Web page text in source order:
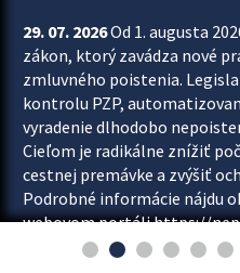
29. 07. 2026Od 1. augusta
zákon, ktorý zavádza nové
zmluvného poistenia.
kontrolu PZP,
vyradenie dlhodobo
Cieľom je radikálne znížiť
cestnej premávke a zvýšiť
Podrobné informácie nájdu
webovom portáli https://
ktorom od augusta